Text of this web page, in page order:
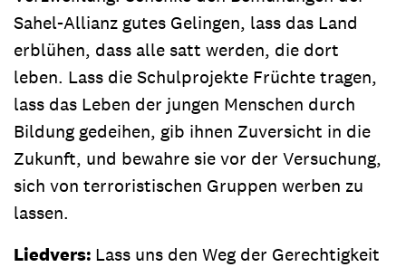
Sahel-Allianz gutes Gelingen, lass das Land
erblühen, dass alle satt werden, die dort
leben. Lass die Schulprojekte Früchte tragen,
lass das Leben der jungen Menschen durch
Bildung gedeihen, gib ihnen Zuversicht in die
Zukunft, und bewahre sie vor der Versuchung,
sich von terroristischen Gruppen werben zu
lassen.
Liedvers: Lass uns den Weg der Gerechtigkeit